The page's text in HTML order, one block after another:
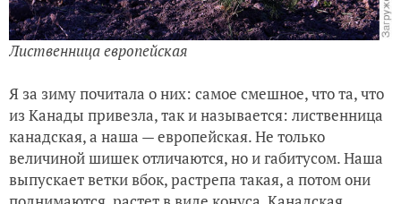
Лиственница европейская
Я за зиму почитала о них: самое смешное, что та, что
из Канады привезла, так и называется: лиственница
канадская, а наша — европейская. Не только
величиной шишек отличаются, но и габитусом. Наша
выпускает ветки вбок, растрепа такая, а потом они